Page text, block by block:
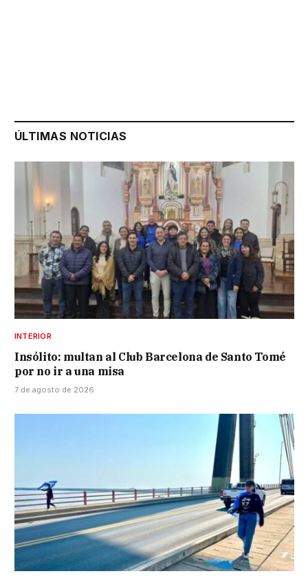
ÚLTIMAS NOTICIAS
INTERIOR
Insólito: multan al Club Barcelona de Santo Tomé
por no ir a una misa
7 de agosto de 2026